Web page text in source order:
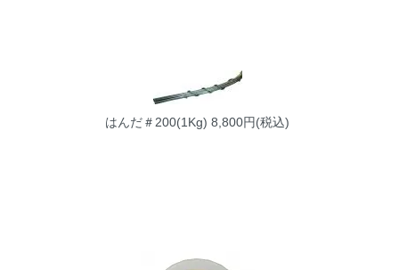
はんだ＃200(1Kg) 8,800円(税込)